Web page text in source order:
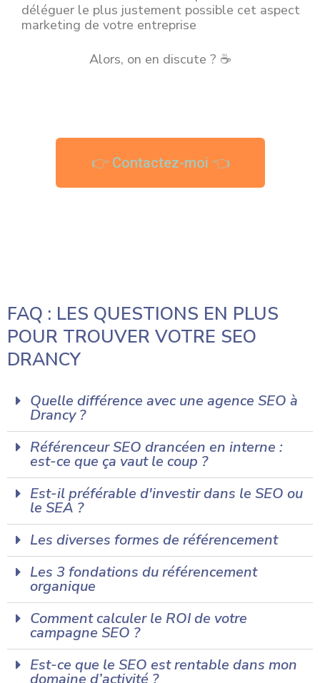
déléguer le plus justement possible cet aspect
marketing de votre entreprise
Alors, on en discute ? ☕
👉 Contactez-moi 👈
FAQ : LES QUESTIONS EN PLUS
POUR TROUVER VOTRE SEO
DRANCY
Quelle différence avec une agence SEO à
Drancy ?
Référenceur SEO drancéen en interne :
est-ce que ça vaut le coup ?
Est-il préférable d'investir dans le SEO ou
le SEA ?
Les diverses formes de référencement
Les 3 fondations du référencement
organique
Comment calculer le ROI de votre
campagne SEO ?
Est-ce que le SEO est rentable dans mon